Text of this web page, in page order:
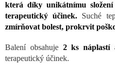
která díky unikátnímu
terapeutický účinek. Suché
zmírňovat bolest, prokrvit
Balení obsahuje 2 ks náplastí
terapeutický účinek.